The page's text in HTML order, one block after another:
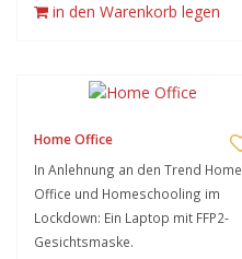
in den Warenkorb legen
Home Office
In Anlehnung an den Trend Home
Office und Homeschooling im
Lockdown: Ein Laptop mit FFP2-
Gesichtsmaske.